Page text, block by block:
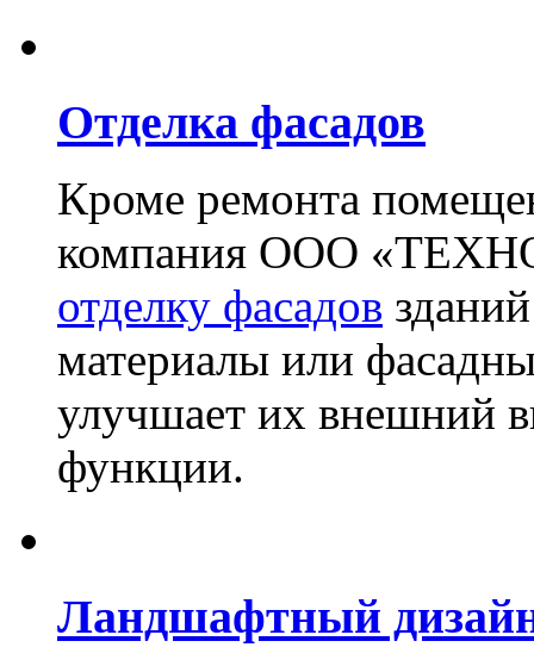
Отделка фасадов
Кроме ремонта
компания ООО
отделку фасадов
материалы или
улучшает их внешний
функции.
Ландшафтный